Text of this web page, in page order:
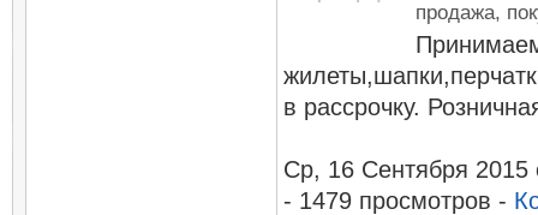
продажа,
в рассрочку.
Ср, 16 Сентября 2015
- 1479 просмотров -